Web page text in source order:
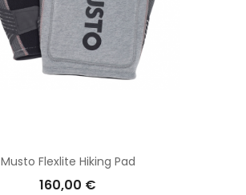
Musto Flexlite Hiking Pad
160,00 €